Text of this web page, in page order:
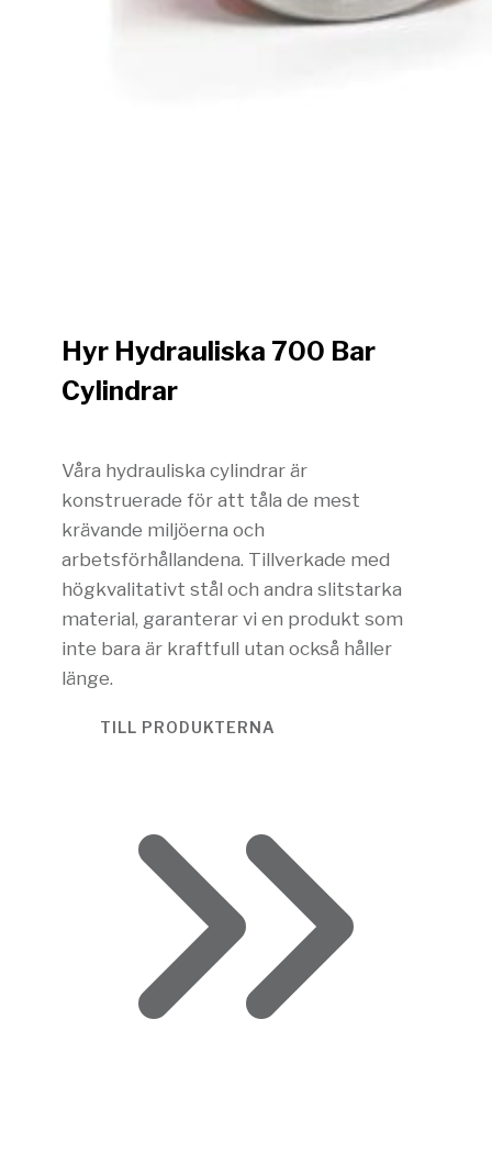
Hyr Hydrauliska 700 Bar
Cylindrar
Våra hydrauliska cylindrar är
konstruerade för att tåla de mest
krävande miljöerna och
arbetsförhållandena. Tillverkade med
högkvalitativt stål och andra slitstarka
material, garanterar vi en produkt som
inte bara är kraftfull utan också håller
länge.
TILL PRODUKTERNA